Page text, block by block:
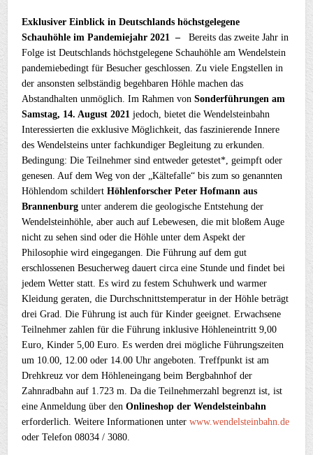
Exklusiver Einblick in Deutschlands höchstgelegene
Schauhöhle im Pandemiejahr 2021 –
Bereits das zweite Jahr in
Folge ist Deutschlands höchstgelegene Schauhöhle am Wendelstein
pandemiebedingt für Besucher geschlossen. Zu viele Engstellen in
der ansonsten selbständig begehbaren Höhle machen das
Abstandhalten unmöglich. Im Rahmen vonSonderführungen am
Samstag, 14. August 2021jedoch, bietet die Wendelsteinbahn
Interessierten die exklusive Möglichkeit, das faszinierende Innere
des Wendelsteins unter fachkundiger Begleitung zu erkunden.
Bedingung: Die Teilnehmer sind entweder getestet*, geimpft oder
genesen. Auf dem Weg von der „Kältefalle“ bis zum so genannten
Höhlendom schildertHöhlenforscher Peter Hofmann aus
Brannenburg unter anderem die geologische Entstehung der
Wendelsteinhöhle, aber auch auf Lebewesen, die mit bloßem Auge
nicht zu sehen sind oder die Höhle unter dem Aspekt der
Philosophie wird eingegangen. Die Führung auf dem gut
erschlossenen Besucherweg dauert circa eine Stunde und findet bei
jedem Wetter statt. Es wird zu festem Schuhwerk und warmer
Kleidung geraten, die Durchschnittstemperatur in der Höhle beträgt
drei Grad. Die Führung ist auch für Kinder geeignet. Erwachsene
Teilnehmer zahlen für die Führung inklusive Höhleneintritt 9,00
Euro, Kinder 5,00 Euro. Es werden drei mögliche Führungszeiten
um 10.00, 12.00 oder 14.00 Uhr angeboten. Treffpunkt ist am
Drehkreuz vor dem Höhleneingang beim Bergbahnhof der
Zahnradbahn auf 1.723 m. Da die Teilnehmerzahl begrenzt ist, ist
eine Anmeldung über denOnlineshop der Wendelsteinbahn
erforderlich. Weitere Informationen unterwww.wendelsteinbahn.de
oder Telefon 08034 / 3080.